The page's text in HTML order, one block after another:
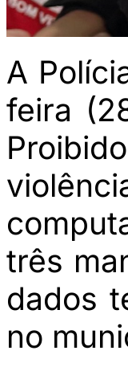
A
feira
três
dados
no